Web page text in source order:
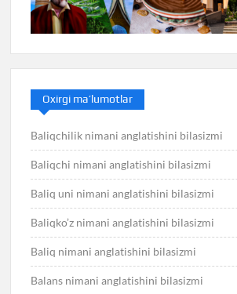
Oxirgi ma’lumotlar
Baliqchilik nimani anglatishini bilasizmi
Baliqchi nimani anglatishini bilasizmi
Baliq uni nimani anglatishini bilasizmi
Baliqko’z nimani anglatishini bilasizmi
Baliq nimani anglatishini bilasizmi
Balans nimani anglatishini bilasizmi